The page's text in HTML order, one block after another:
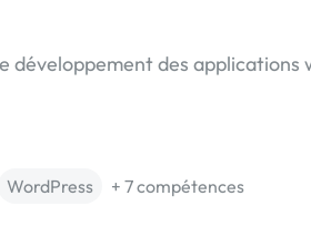
développement des applications
WordPress + 7 compétences